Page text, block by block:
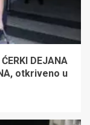
Evropskog
spremna za
DEJANA
otkriveno u